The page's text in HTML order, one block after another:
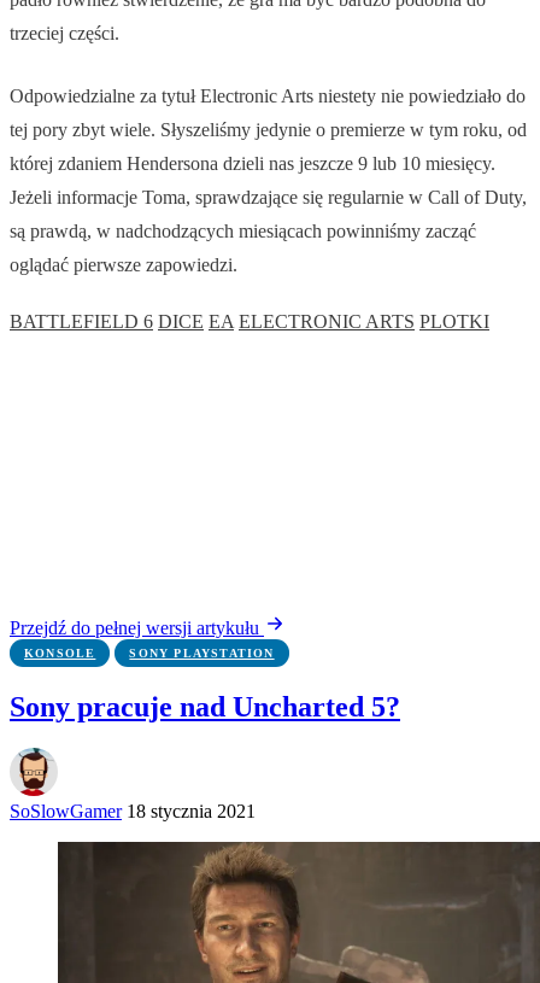
trzeciej części.
Odpowiedzialne za tytuł Electronic Arts niestety nie powiedziało do
tej pory zbyt wiele. Słyszeliśmy jedynie o premierze w tym roku, od
której zdaniem Hendersona dzieli nas jeszcze 9 lub 10 miesięcy.
Jeżeli informacje Toma, sprawdzające się regularnie w Call of Duty,
są prawdą, w nadchodzących miesiącach powinniśmy zacząć
oglądać pierwsze zapowiedzi.
BATTLEFIELD 6 DICE EA ELECTRONIC ARTS PLOTKI
Przejdź do pełnej wersji artykułu
KONSOLE SONY PLAYSTATION
Sony pracuje nad Uncharted 5?
SoSlowGamer 18 stycznia 2021